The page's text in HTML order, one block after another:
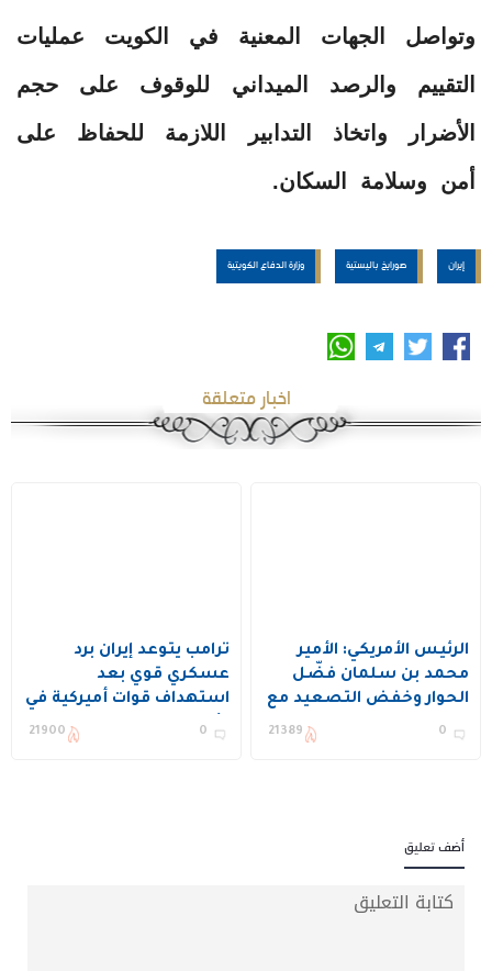
وتواصل الجهات المعنية في الكويت عمليات
التقييم والرصد الميداني للوقوف على حجم
الأضرار واتخاذ التدابير اللازمة للحفاظ على
أمن وسلامة السكان.
إيران صورايخ باليستية وزارة الدفاع الكويتية
اخبار متعلقة
الرئيس الأمريكي: الأمير
محمد بن سلمان فضّل
الحوار وخفض التصعيد مع
إيران
0
21389
ترامب يتوعد إيران برد
عسكري قوي بعد
استهداف قوات أميركية في
الأردن
0
21900
أضف تعليق